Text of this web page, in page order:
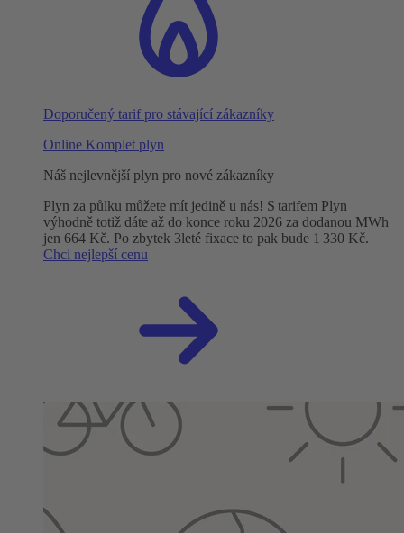
Doporučený tarif pro stávající zákazníky
Online Komplet plyn
Náš nejlevnější plyn pro nové zákazníky
Plyn za půlku můžete mít jedině u nás! S tarifem Plyn
výhodně totiž dáte až do konce roku 2026 za dodanou MWh
jen 664 Kč. Po zbytek 3leté fixace to pak bude 1 330 Kč.
Chci nejlepší cenu